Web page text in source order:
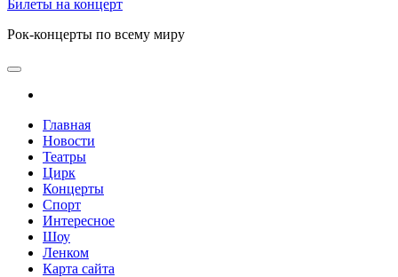
Билеты на концерт
Рок-концерты по всему миру
Главная
Новости
Театры
Цирк
Концерты
Спорт
Интересное
Шоу
Ленком
Карта сайта